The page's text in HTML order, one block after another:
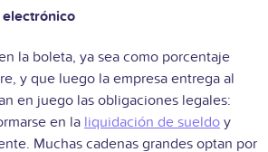
la boleta, ya sea como porcentaje
y que luego la empresa entrega al
en juego las obligaciones legales:
en la liquidación de sueldo y
Muchas cadenas grandes optan por